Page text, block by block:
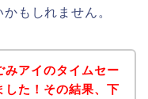
もしれません。
みアイのタイムセー
した！その結果、下